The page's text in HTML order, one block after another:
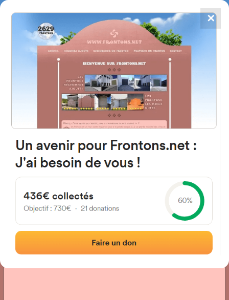
FRONTONS.NET
RECHERCHER UN FRONTON
PROPOSER UN FRONTON
4867
frontons
20870 Gipuzkoa Espagne
Kalea Eulogio Estarta 10X
Photos Commentaires et avis
✕